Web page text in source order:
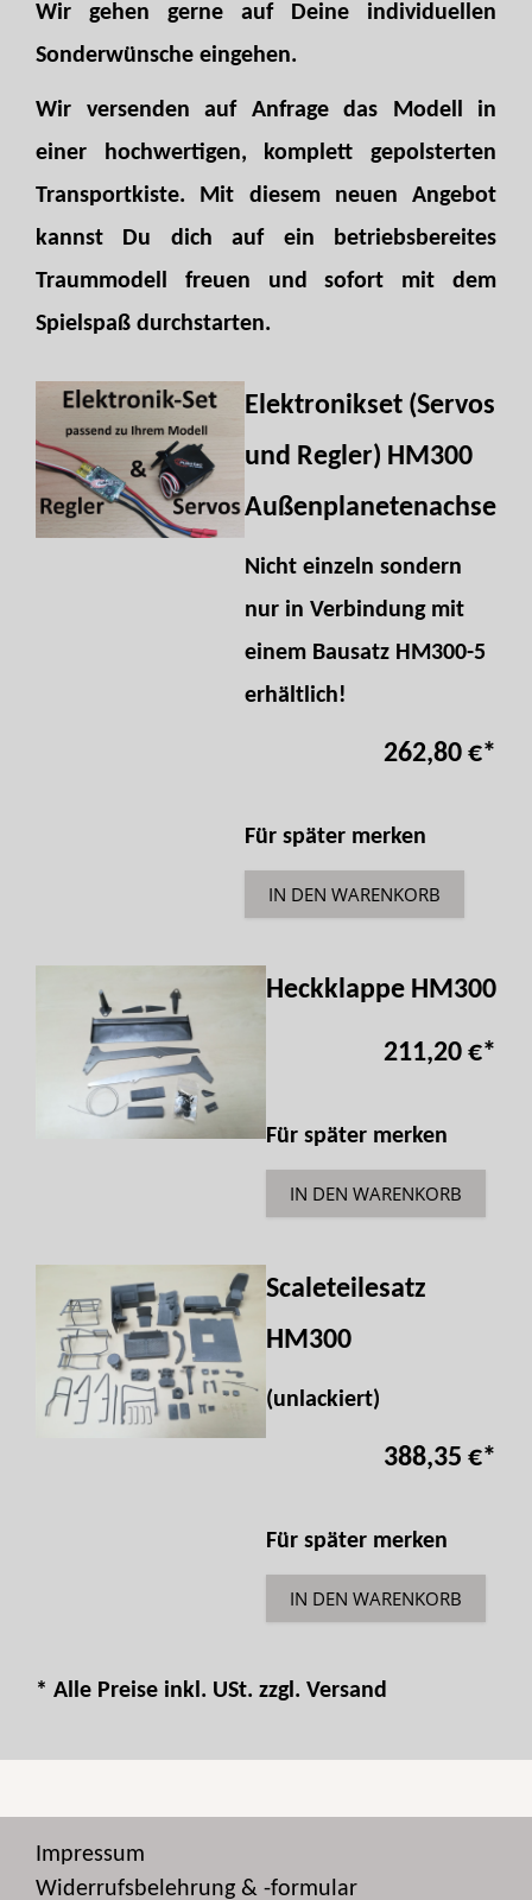
Wir gehen gerne auf Deine individuellen
Sonderwünsche eingehen.
Wir versenden auf Anfrage das Modell in
einer hochwertigen, komplett gepolsterten
Transportkiste. Mit diesem neuen Angebot
kannst Du dich auf ein betriebsbereites
Traummodell freuen und sofort mit dem
Spielspaß durchstarten.
Elektronikset (Servos
und Regler) HM300
Außenplanetenachse
Nicht einzeln sondern
nur in Verbindung mit
einem Bausatz HM300-5
erhältlich!
262,80 €*
Für später merken
IN DEN WARENKORB
Heckklappe HM300
211,20 €*
Für später merken
IN DEN WARENKORB
Scaleteilesatz
HM300
(unlackiert)
388,35 €*
Für später merken
IN DEN WARENKORB
* Alle Preise inkl. USt. zzgl. Versand
Impressum
Widerrufsbelehrung & -formular